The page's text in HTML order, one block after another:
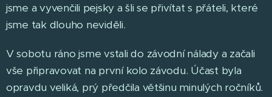
jsme a vyvenčili pejsky a šli se přivítat s přáteli, které
jsme tak dlouho neviděli.
V sobotu ráno jsme vstali do závodní nálady a začali
vše připravovat na první kolo závodu. Účast byla
opravdu veliká, prý předčila většinu minulých ročníků.